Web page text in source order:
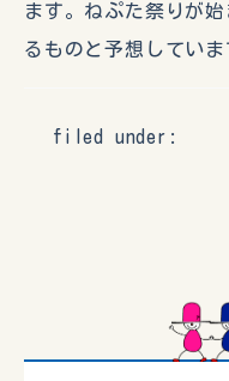
ます。ねぷた祭りが
るものと予想していま
filed under: